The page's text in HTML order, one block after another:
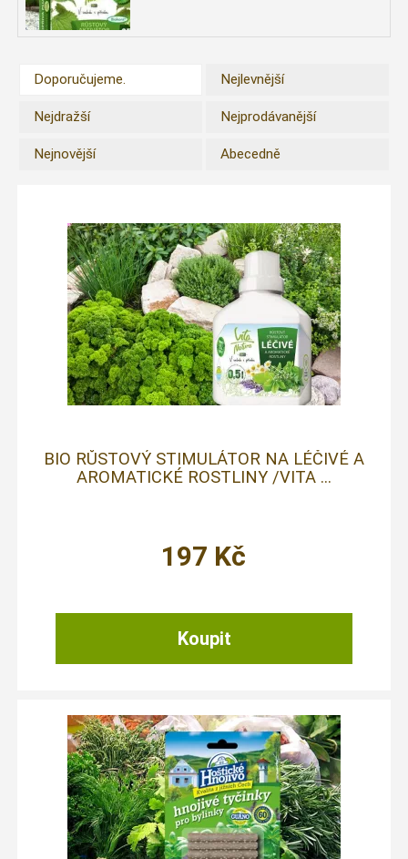
Doporučujeme. Nejlevnější
Nejdražší Nejprodávanější
Nejnovější Abecedně
BIO RŮSTOVÝ STIMULÁTOR NA LÉČIVÉ A
AROMATICKÉ ROSTLINY /VITA ...
197 Kč